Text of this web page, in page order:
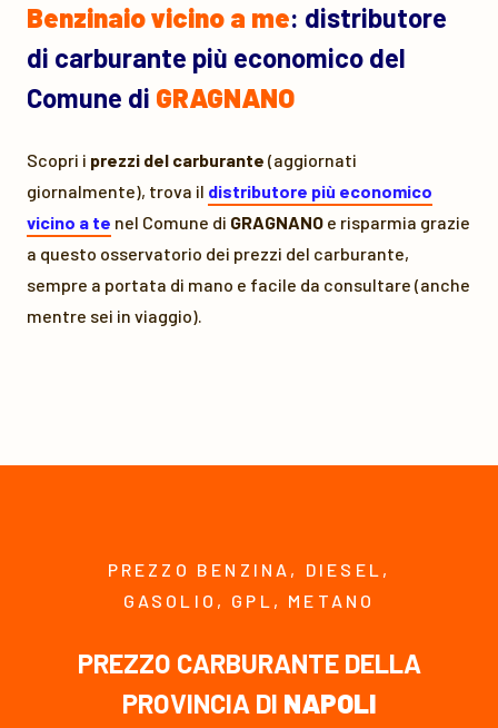
Benzinaio vicino a me: distributore
di carburante più economico del
Comune di GRAGNANO
Scopri i prezzi del carburante (aggiornati
giornalmente), trova il distributore più economico
vicino a te nel Comune di GRAGNANO e risparmia grazie
a questo osservatorio dei prezzi del carburante,
sempre a portata di mano e facile da consultare (anche
mentre sei in viaggio).
PREZZO BENZINA, DIESEL,
GASOLIO, GPL, METANO
PREZZO CARBURANTE DELLA
PROVINCIA DI NAPOLI